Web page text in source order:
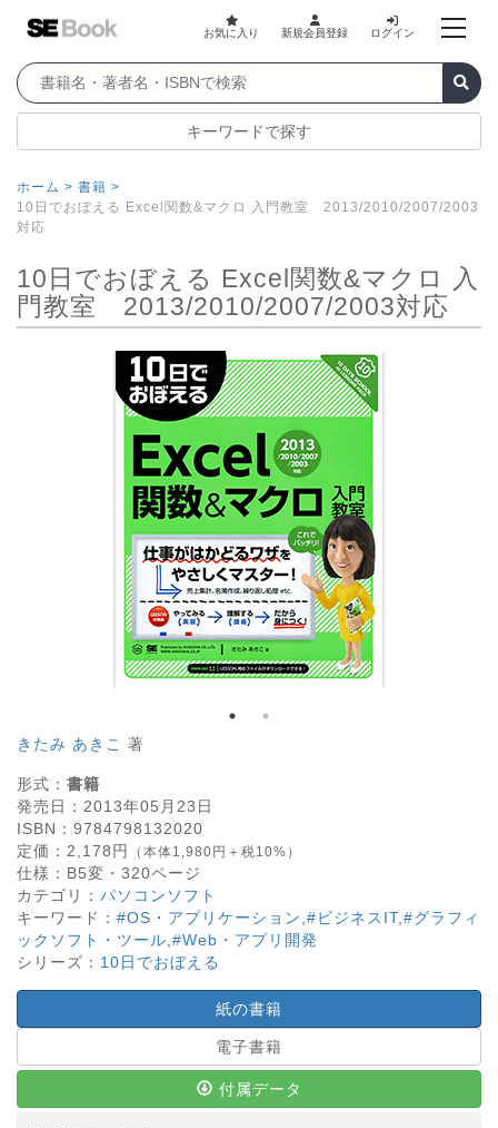
お気に入り 新規会員登録 ログイン
キーワードで探す
ホーム > 書籍 >
10日でおぼえる Excel関数&マクロ 入門教室 2013/2010/2007/2003
対応
10日でおぼえる Excel関数&マクロ 入
門教室 2013/2010/2007/2003対応
きたみ あきこ 著
形式： 書籍
発売日： 2013年05月23日
ISBN： 9784798132020
定価： 2,178 円 （本体1,980円＋税10%）
仕様： B5変・ 320ページ
カテゴリ： パソコンソフト
キーワード： #OS・アプリケーション #ビジネスIT, #グラフィ
ックソフト・ツール #Web・アプリ開発
シリーズ： 10日でおぼえる
紙の書籍
電子書籍
付属データ